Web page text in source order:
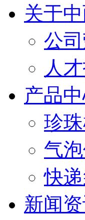
关于
公
人
产品
珍
气
快
新闻